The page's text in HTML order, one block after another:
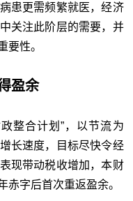
患更需频繁就医，经济
关注此阶层的需要，并
要性。
盈余
整合计划”，以节流为
长速度，目标尽快令经
现带动税收增加，本财
赤字后首次重返盈余。